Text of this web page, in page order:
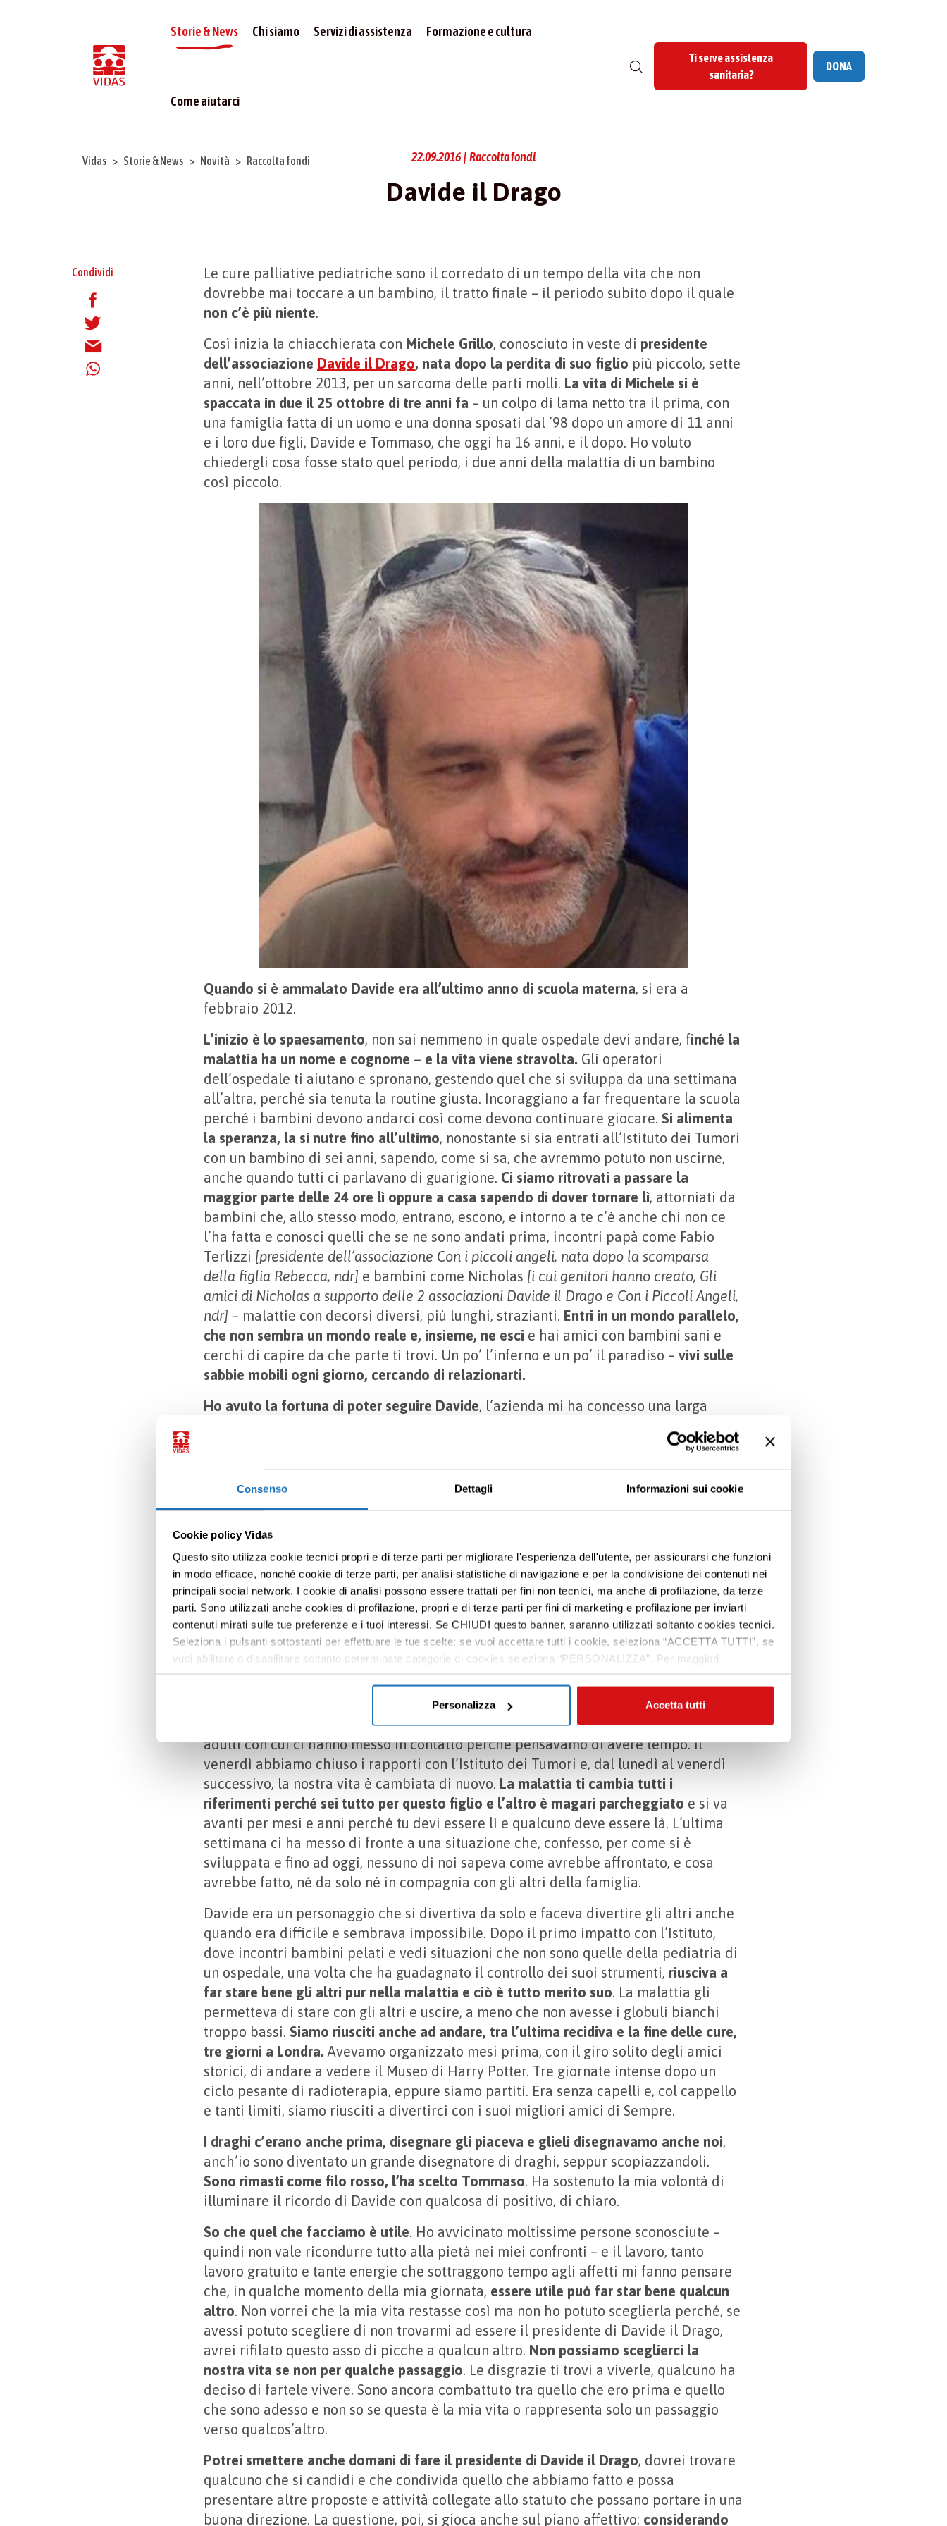
Consenso Dettagli Informazioni sui cookie
Cookie policy Vidas
Questo sito utilizza cookie tecnici propri e di terze parti per migliorare l'esperienza dell'utente, per assicurarsi che funzioni
in modo efficace, nonché cookie di terze parti, per analisi statistiche di navigazione e per la condivisione dei contenuti nei
principali social network. I cookie di analisi possono essere trattati per fini non tecnici, ma anche di profilazione, da terze
parti. Sono utilizzati anche cookies di profilazione, propri e di terze parti per fini di marketing e profilazione per inviarti
contenuti mirati sulle tue preferenze e i tuoi interessi. Se CHIUDI questo banner, saranno utilizzati soltanto cookies tecnici.
Seleziona i pulsanti sottostanti per effettuare le tue scelte: se vuoi accettare tutti i cookie, seleziona “ACCETTA TUTTI”, se
vuoi abilitare o disabilitare soltanto determinate categorie di cookies seleziona “PERSONALIZZA”. Per maggiori
informazioni e modificare le tue preferenze vai alla nostracookie policy.
Personalizza Accetta tutti
Storie & News Chi siamo Servizi di assistenza Formazione e cultura
Come aiutarci
Ti serve assistenza
sanitaria?
DONA
Vidas Storie & News Novità Raccolta fondi 22.09.2016 | Raccolta fondi
Davide il Drago
Condividi
Le cure palliative pediatriche sono il corredato di un tempo della vita che non
dovrebbe mai toccare a un bambino, il tratto finale – il periodo subito dopo il quale
non c’è più niente.
Così inizia la chiacchierata con Michele Grillo, conosciuto in veste di presidente
dell’associazione Davide il Drago, nata dopo la perdita di suo figlio più piccolo, sette
anni, nell’ottobre 2013, per un sarcoma delle parti molli. La vita di Michele si è
spaccata in due il 25 ottobre di tre anni fa – un colpo di lama netto tra il prima, con
una famiglia fatta di un uomo e una donna sposati dal ’98 dopo un amore di 11 anni
e i loro due figli, Davide e Tommaso, che oggi ha 16 anni, e il dopo. Ho voluto
chiedergli cosa fosse stato quel periodo, i due anni della malattia di un bambino
così piccolo.
Quando si è ammalato Davide era all’ultimo anno di scuola materna, si era a
febbraio 2012.
L’inizio è lo spaesamento, non sai nemmeno in quale ospedale devi andare, finché la
malattia ha un nome e cognome – e la vita viene stravolta. Gli operatori
dell’ospedale ti aiutano e spronano, gestendo quel che si sviluppa da una settimana
all’altra, perché sia tenuta la routine giusta. Incoraggiano a far frequentare la scuola
perché i bambini devono andarci così come devono continuare giocare. Si alimenta
la speranza, la si nutre fino all’ultimo, nonostante si sia entrati all’Istituto dei Tumori
con un bambino di sei anni, sapendo, come si sa, che avremmo potuto non uscirne,
anche quando tutti ci parlavano di guarigione. Ci siamo ritrovati a passare la
maggior parte delle 24 ore lì oppure a casa sapendo di dover tornare lì, attorniati da
bambini che, allo stesso modo, entrano, escono, e intorno a te c’è anche chi non ce
l’ha fatta e conosci quelli che se ne sono andati prima, incontri papà come Fabio
Terlizzi [presidente dell’associazione Con i piccoli angeli, nata dopo la scomparsa
della figlia Rebecca, ndr] e bambini come Nicholas [i cui genitori hanno creato, Gli
amici di Nicholas a supporto delle 2 associazioni Davide il Drago e Con i Piccoli Angeli,
ndr] – malattie con decorsi diversi, più lunghi, strazianti. Entri in un mondo parallelo,
che non sembra un mondo reale e, insieme, ne esci e hai amici con bambini sani e
cerchi di capire da che parte ti trovi. Un po’ l’inferno e un po’ il paradiso –vivi sulle
sabbie mobili ogni giorno, cercando di relazionarti.
Ho avuto la fortuna di poter seguire Davide, l’azienda mi ha concesso una larga
Davide è riuscito a frequentare tutta la prima elementare e all’inizio della seconda
nei bambini piccoli per somministrare le terapie.
Sembrava che la malattia fosse,
miracolosamente, rientrata.
malattia, di cui non ci hanno detto finché non ci è accaduto. Fatti gli accertamenti, ci
hanno detto che non c’erano più possibilità.
Due anni è durata la malattia, anni drammatici, eppure lungo tutto quest’arco di
tempo,mai abbiamo pensato di trovarci in quella condizione finale in cui i medici
alzano bandiera biancae non danno più speranza, cambiano registro, smettono di
prospettare tentativi di guarigione e dare percentuali di successo. Da lì in poi si
parla d’altro.Per noi è durata sette giorni. Il giovedì parlavamo d’altro e il venerdì
Non si sono create condizioni per entrare nell’hospice di Garbagnate, struttura per
adulti con cui ci hanno messo in contatto perché pensavamo di avere tempo. Il
venerdì abbiamo chiuso i rapporti con l’Istituto dei Tumori e, dal lunedì al venerdì
successivo, la nostra vita è cambiata di nuovo. La malattia ti cambia tutti i
riferimenti perché sei tutto per questo figlio e l’altro è magari parcheggiato e si va
avanti per mesi e anni perché tu devi essere lì e qualcuno deve essere là. L’ultima
settimana ci ha messo di fronte a una situazione che, confesso, per come si è
sviluppata e fino ad oggi, nessuno di noi sapeva come avrebbe affrontato, e cosa
avrebbe fatto, né da solo né in compagnia con gli altri della famiglia.
Davide era un personaggio che si divertiva da solo e faceva divertire gli altri anche
quando era difficile e sembrava impossibile. Dopo il primo impatto con l’Istituto,
dove incontri bambini pelati e vedi situazioni che non sono quelle della pediatria di
un ospedale, una volta che ha guadagnato il controllo dei suoi strumenti, riusciva a
far stare bene gli altri pur nella malattia e ciò è tutto merito suo. La malattia gli
permetteva di stare con gli altri e uscire, a meno che non avesse i globuli bianchi
troppo bassi. Siamo riusciti anche ad andare, tra l’ultima recidiva e la fine delle cure,
tre giorni a Londra. Avevamo organizzato mesi prima, con il giro solito degli amici
storici, di andare a vedere il Museo di Harry Potter. Tre giornate intense dopo un
ciclo pesante di radioterapia, eppure siamo partiti. Era senza capelli e, col cappello
e tanti limiti, siamo riusciti a divertirci con i suoi migliori amici di Sempre.
I draghi c’erano anche prima, disegnare gli piaceva e glieli disegnavamo anche noi,
anch’io sono diventato un grande disegnatore di draghi, seppur scopiazzandoli.
Sono rimasti come filo rosso, l’ha scelto Tommaso. Ha sostenuto la mia volontà di
illuminare il ricordo di Davide con qualcosa di positivo, di chiaro.
So che quel che facciamo è utile. Ho avvicinato moltissime persone sconosciute –
quindi non vale ricondurre tutto alla pietà nei miei confronti – e il lavoro, tanto
lavoro gratuito e tante energie che sottraggono tempo agli affetti mi fanno pensare
che, in qualche momento della mia giornata, essere utile può far star bene qualcun
altro. Non vorrei che la mia vita restasse così ma non ho potuto sceglierla perché, se
avessi potuto scegliere di non trovarmi ad essere il presidente di Davide il Drago,
avrei rifilato questo asso di picche a qualcun altro. Non possiamo sceglierci la
nostra vita se non per qualche passaggio. Le disgrazie ti trovi a viverle, qualcuno ha
deciso di fartele vivere. Sono ancora combattuto tra quello che ero prima e quello
che sono adesso e non so se questa è la mia vita o rappresenta solo un passaggio
verso qualcos’altro.
Potrei smettere anche domani di fare il presidente di Davide il Drago, dovrei trovare
qualcuno che si candidi e che condivida quello che abbiamo fatto e possa
presentare altre proposte e attività collegate allo statuto che possano portare in una
buona direzione. La questione, poi, si gioca anche sul piano affettivo: considerando
Premi INVIO per cercare o ESC per uscire